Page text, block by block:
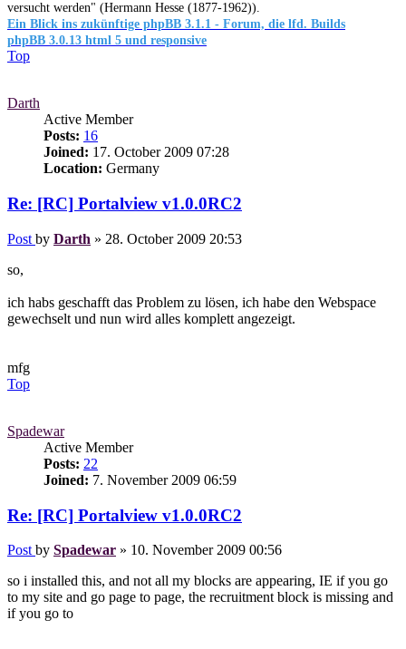
versucht werden" (Hermann Hesse (1877-1962)).
Ein Blick ins zukünftige phpBB 3.1.1 - Forum, die lfd. Builds
phpBB 3.0.13 html 5 und responsive
Top
Darth
Active Member
Posts: 16
Joined: 17. October 2009 07:28
Location: Germany
Re: [RC] Portalview v1.0.0RC2
Post by Darth » 28. October 2009 20:53
so,
ich habs geschafft das Problem zu lösen, ich habe den Webspace
gewechselt und nun wird alles komplett angezeigt.
mfg
Top
Spadewar
Active Member
Posts: 22
Joined: 7. November 2009 06:59
Re: [RC] Portalview v1.0.0RC2
Post by Spadewar » 10. November 2009 00:56
so i installed this, and not all my blocks are appearing, IE if you go
to my site and go page to page, the recruitment block is missing and
if you go to